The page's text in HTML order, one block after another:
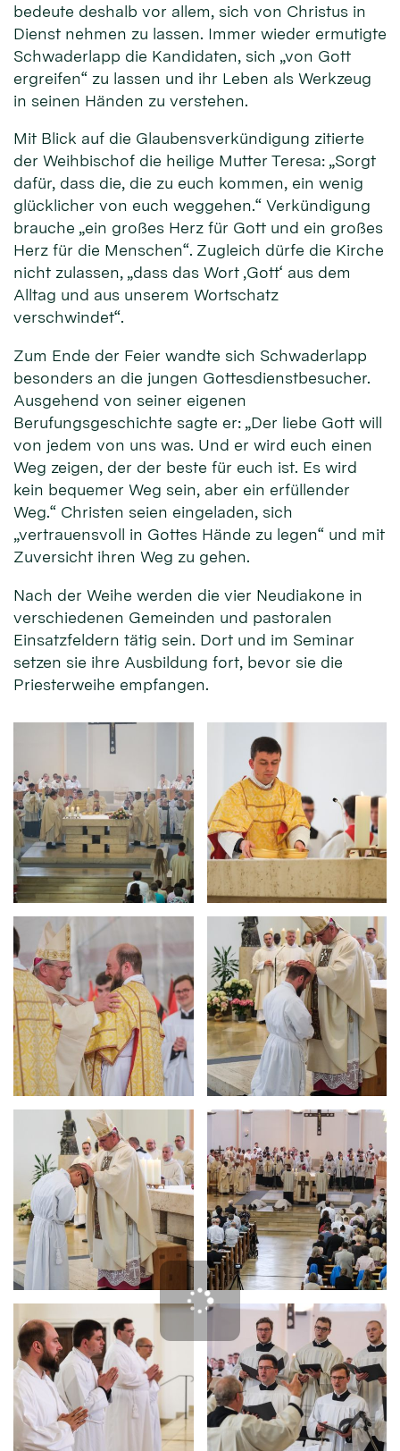
bedeute deshalb vor allem, sich von Christus in
Dienst nehmen zu lassen. Immer wieder ermutigte
Schwaderlapp die Kandidaten, sich „von Gott
ergreifen“ zu lassen und ihr Leben als Werkzeug
in seinen Händen zu verstehen.
Mit Blick auf die Glaubensverkündigung zitierte
der Weihbischof die heilige Mutter Teresa: „Sorgt
dafür, dass die, die zu euch kommen, ein wenig
glücklicher von euch weggehen.“ Verkündigung
brauche „ein großes Herz für Gott und ein großes
Herz für die Menschen“. Zugleich dürfe die Kirche
nicht zulassen, „dass das Wort ‚Gott‘ aus dem
Alltag und aus unserem Wortschatz
verschwindet“.
Zum Ende der Feier wandte sich Schwaderlapp
besonders an die jungen Gottesdienstbesucher.
Ausgehend von seiner eigenen
Berufungsgeschichte sagte er: „Der liebe Gott will
von jedem von uns was. Und er wird euch einen
Weg zeigen, der der beste für euch ist. Es wird
kein bequemer Weg sein, aber ein erfüllender
Weg.“ Christen seien eingeladen, sich
„vertrauensvoll in Gottes Hände zu legen“ und mit
Zuversicht ihren Weg zu gehen.
Nach der Weihe werden die vier Neudiakone in
verschiedenen Gemeinden und pastoralen
Einsatzfeldern tätig sein. Dort und im Seminar
setzen sie ihre Ausbildung fort, bevor sie die
Priesterweihe empfangen.